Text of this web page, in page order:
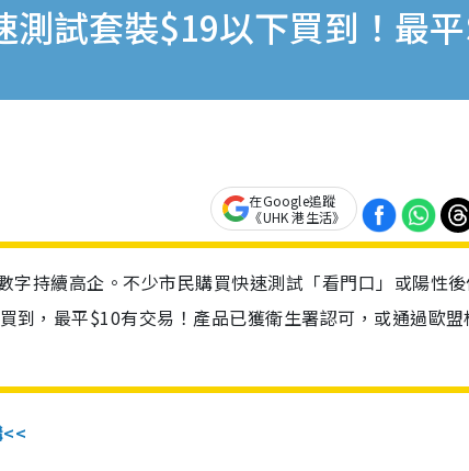
測試套裝$19以下買到！最
在Google追蹤
《UHK 港生活》
持續高企。不少市民購買快速測試「看門口」或陽性
到，最平$10有交易！產品已獲衛生署認可，或通過歐盟